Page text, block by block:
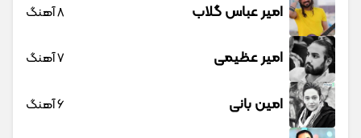
امیر عباس گلاب 8 آهنگ
امیر عظیمی 7 آهنگ
امین بانی 6 آهنگ